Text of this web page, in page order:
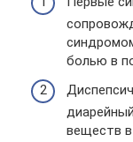
болью в
веществ